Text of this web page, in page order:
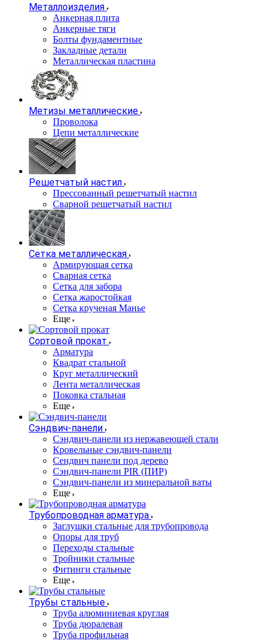
Металлоизделия
Анкерная плита
Анкерные тяги
Болты фундаментные
Закладные детали
Металлическая пластина
Метизы металлические
Проволока
Цепи металлические
Решетчатый настил
Прессованный решетчатый настил
Сварной решетчатый настил
Сетка металлическая
Армирующая сетка
Сварная сетка
Сетка для забора
Сетка жаростойкая
Сетка крученая Манье
Еще
Сортовой прокат
Арматура
Квадрат стальной
Круг металлический
Лента металлическая
Поковка стальная
Еще
Сэндвич-панели
Cэндвич-панели из нержавеющей стали
Кровельные сэндвич-панели
Сендвич панели под дерево
Сэндвич-панели PIR (ПИР)
Сэндвич-панели из минеральной ваты
Еще
Трубопроводная арматура
Заглушки стальные для трубопровода
Опоры для труб
Переходы стальные
Тройники стальные
Фитинги стальные
Еще
Трубы стальные
Труба алюминиевая круглая
Труба дюралевая
Труба профильная